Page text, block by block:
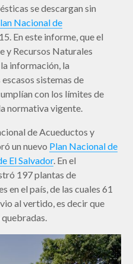
se descargan sin
Nacional de
En este informe, que el
Recursos Naturales
información, la
sistemas de
con los límites de
normativa vigente.
de Acueductos y
un nuevo Plan Nacional de
El Salvador. En el
197 plantas de
en el país, de las cuales 61
al vertido, es decir que